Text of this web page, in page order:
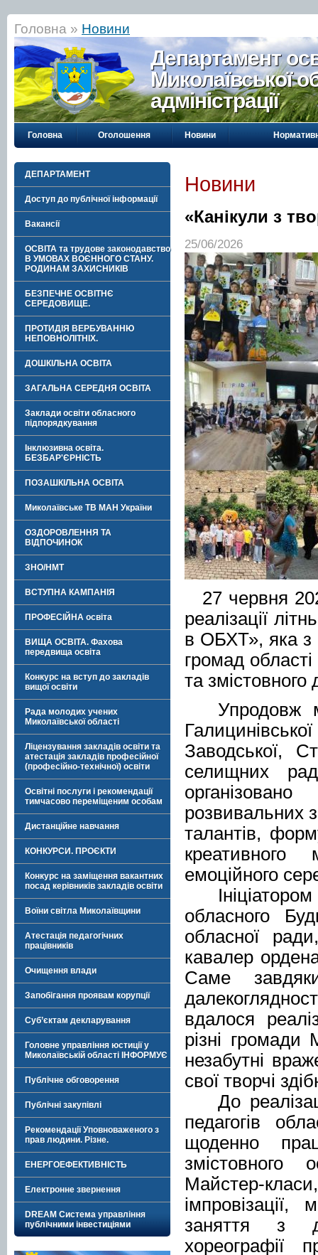
Головна » Новини
Департамент
Миколаївської
адміністрації
Головна Оголошення Новини
ДЕПАРТАМЕНТ
Доступ до публічної інформації
Вакансії
ОСВІТА та трудове законодавство
В УМОВАХ ВОЄННОГО СТАНУ.
РОДИНАМ ЗАХИСНИКІВ
БЕЗПЕЧНЕ ОСВІТНЄ
СЕРЕДОВИЩЕ.
ПРОТИДІЯ ВЕРБУВАННЮ
НЕПОВНОЛІТНІХ.
ДОШКІЛЬНА ОСВІТА
ЗАГАЛЬНА СЕРЕДНЯ ОСВІТА
Заклади освіти обласного
підпорядкування
Інклюзивна освіта.
БЕЗБАР'ЄРНІСТЬ
ПОЗАШКІЛЬНА ОСВІТА
Миколаївське ТВ МАН України
ОЗДОРОВЛЕННЯ ТА
ВІДПОЧИНОК
ЗНО/НМТ
ВСТУПНА КАМПАНІЯ
ПРОФЕСІЙНА освіта
ВИЩА ОСВІТА. Фахова
передвища освіта
Конкурс на вступ до закладів
вищої освіти
Рада молодих учених
Миколаївської області
Ліцензування закладів освіти та
атестація закладів професійної
(професійно-технічної) освіти
Освітні послуги і рекомендації
тимчасово переміщеним особам
Дистанційне навчання
КОНКУРСИ. ПРОЄКТИ
Конкурс на заміщення вакантних
посад керівників закладів освіти
Воїни світла Миколаївщини
Атестація педагогічних
працівників
Очищення влади
Запобігання проявам корупції
Суб’єктам декларування
Головне управління юстиції у
Миколаївській області ІНФОРМУЄ
Публічне обговорення
Публічні закупівлі
Рекомендації Уповноваженого з
прав людини. Різне.
ЕНЕРГОЕФЕКТИВНІСТЬ
Електронне звернення
DREAM Система управління
публічними інвестиціями
Новини
«Канікули з
25/06/2026
27 червня
реалізації
в ОБХТ», яка з
громад
та змістовного
Упродовж
Заводської,
селищних
розвивальних
талантів,
емоційного
обласного
обласної
кавалер
Саме
вдалося
різні
незабутні
свої творчі
До
педагогів о
щоденно
змістовного
Майстер-
імпровізації,
заняття з
хореографії